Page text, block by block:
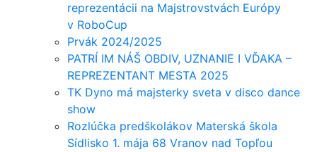
reprezentácii na Majstrovstvách Európy
v RoboCup
Prvák 2024/2025
PATRÍ IM NÁŠ OBDIV, UZNANIE I VĎAKA –
REPREZENTANT MESTA 2025
TK Dyno má majsterky sveta v disco dance
show
Rozlúčka predškolákov Materská škola
Sídlisko 1. mája 68 Vranov nad Topľou